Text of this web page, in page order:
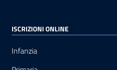
ISCRIZIONI ONLINE
Infanzia